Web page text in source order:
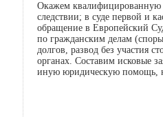
Окажем квалифицированную
следствии; в суде первой и
обращение в Европейский
по гражданским делам
долгов, развод без участия
органах. Составим исковые
иную юридическую помощь,